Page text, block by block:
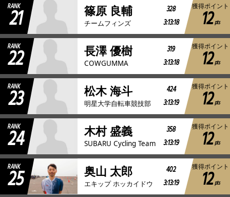
RANK
21 篠原 良輔
チームフィンズ
328
3:13:18
獲得ポイント
12pts
RANK
22 長澤 優樹
COWGUMMA
319
3:13:18
獲得ポイント
12pts
RANK
23 松木 海斗
明星大学自転車競技部
424
3:13:19
獲得ポイント
12pts
RANK
24 木村 盛義
SUBARU Cycling Team
358
3:13:19
獲得ポイント
12pts
RANK
25 奥山 太郎
エキップ ホッカイドウ
402
3:13:19
獲得ポイント
12pts